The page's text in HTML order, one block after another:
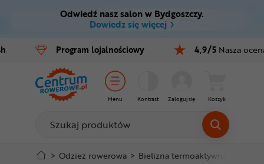
Ctrl M
Menu główne
Informacje o produkcie
Do koszyka
Szczegółowe informacje
Odwiedź nasz salon w Bydgoszczy.
Dowiedz się więcej
Program lojalnościowy 4,9/5 Nasza
Menu Kontrast Zaloguj się Koszyk
Rowery
E-bike
Części
Akcesoria
Odzież
> Odzież rowerowa > Bielizna termoaktywna